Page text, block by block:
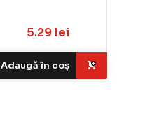
5.29 lei
Adaugă în coș